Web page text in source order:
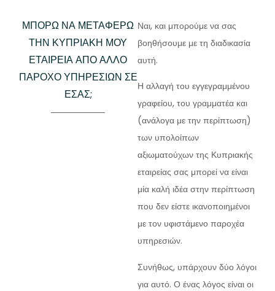
ΜΠΟΡΏ ΝΑ ΜΕΤΑΦΈΡΩ
ΤΗΝ ΚΥΠΡΙΑΚΉ ΜΟΥ
ΕΤΑΙΡΕΊΑ ΑΠΌ ΆΛΛΟ
ΠΆΡΟΧΟ ΥΠΗΡΕΣΙΏΝ ΣΕ
ΕΣΆΣ;
Ναι, και μπορούμε να σας
βοηθήσουμε με τη διαδικασία
αυτή.
Η αλλαγή του εγγεγραμμένου
γραφείου, του γραμματέα και
(ανάλογα με την περίπτωση)
των υπολοίπων
αξιωματούχων της Κυπριακής
εταιρείας σας μπορεί να είναι
μία καλή ιδέα στην περίπτωση
που δεν είστε ικανοποιημένοι
με τον υφιστάμενο παροχέα
υπηρεσιών.
Συνήθως, υπάρχουν δύο λόγοι
για αυτό. Ο ένας λόγος είναι οι